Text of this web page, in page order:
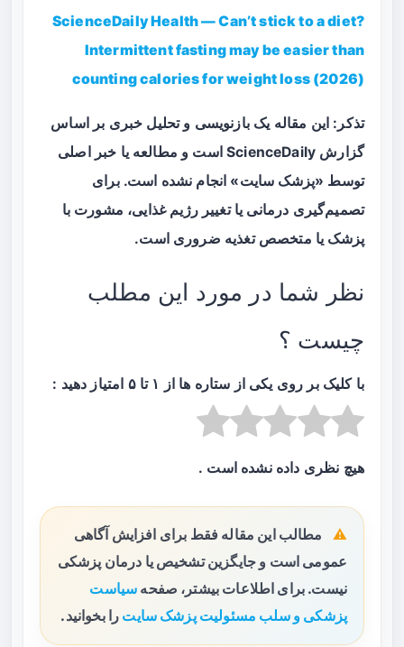
ScienceDaily Health — Can’t stick to a diet?
Intermittent fasting may be easier than
counting calories for weight loss (2026)
تذکر: این مقاله یک بازنویسی و تحلیل خبری بر اساس
گزارش ScienceDaily است و مطالعه یا خبر اصلی
توسط «پزشک سایت» انجام نشده است. برای
تصمیم‌گیری درمانی یا تغییر رژیم غذایی، مشورت با
پزشک یا متخصص تغذیه ضروری است.
نظر شما در مورد این مطلب
چیست ؟
با کلیک بر روی یکی از ستاره ها از ۱ تا ۵ امتیاز دهید :
هیچ نظری داده نشده است .
مطالب این مقاله فقط برای افزایش آگاهی
عمومی است و جایگزین تشخیص یا درمان پزشکی
نیست. برای اطلاعات بیشتر، صفحه سیاست
پزشکی و سلب مسئولیت پزشک سایت را بخوانید.